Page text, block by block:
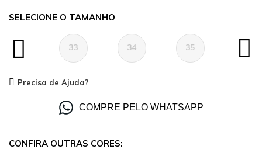
TAMANHO
33 34 35
Precisa de Ajuda?
COMPRE PELO WHATSAPP
CONFIRA OUTRAS CORES: